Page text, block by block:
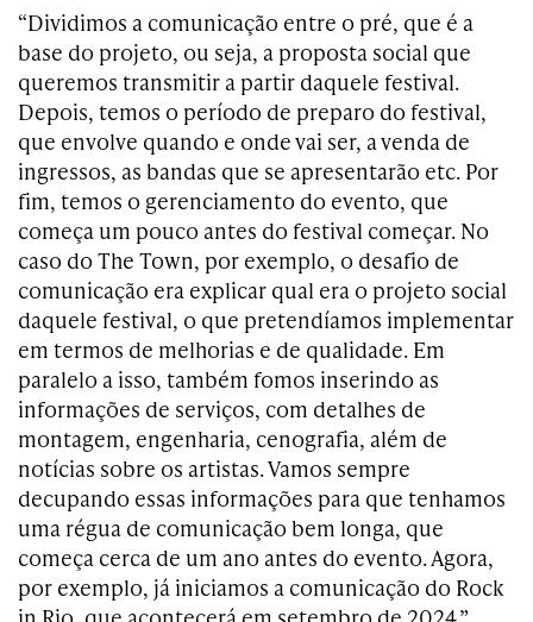
“Dividimos a comunicação entre o pré, que é a
base do projeto, ou seja, a proposta social que
queremos transmitir a partir daquele festival.
Depois, temos o período de preparo do festival,
que envolve quando e onde vai ser, a venda de
ingressos, as bandas que se apresentarão etc. Por
fim, temos o gerenciamento do evento, que
começa um pouco antes do festival começar. No
caso do The Town, por exemplo, o desafio de
comunicação era explicar qual era o projeto social
daquele festival, o que pretendíamos implementar
em termos de melhorias e de qualidade. Em
paralelo a isso, também fomos inserindo as
informações de serviços, com detalhes de
montagem, engenharia, cenografia, além de
notícias sobre os artistas. Vamos sempre
decupando essas informações para que tenhamos
uma régua de comunicação bem longa, que
começa cerca de um ano antes do evento. Agora,
por exemplo, já iniciamos a comunicação do Rock